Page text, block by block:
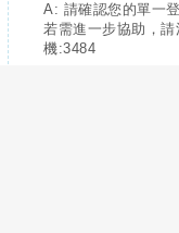
A: 請確認您的單一
若需進一步協助，
機:3484